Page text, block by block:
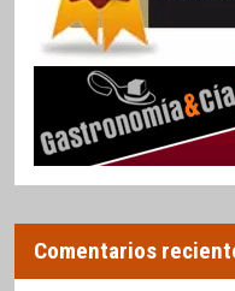
Comentarios